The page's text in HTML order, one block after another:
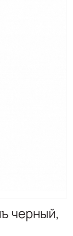
черный,